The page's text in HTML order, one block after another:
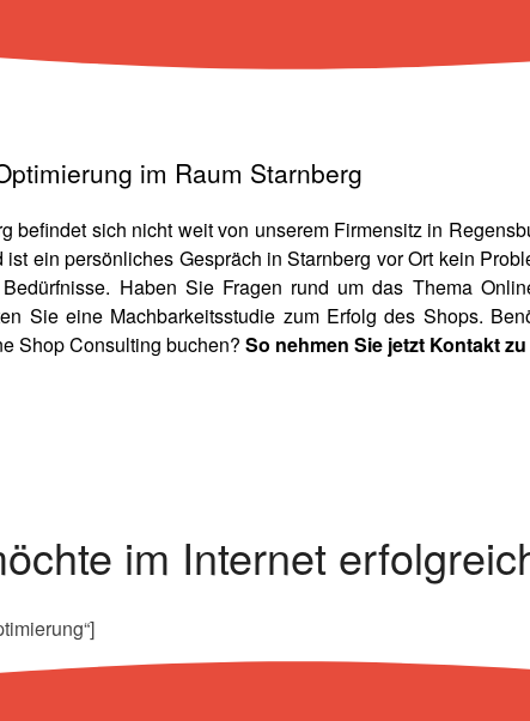
im Raum Starnberg
befindet sich nicht weit von unserem Firmensitz in
ist ein persönliches Gespräch in Starnberg vor Ort kein
Haben Sie Fragen rund um das Thema
Sie eine Machbarkeitsstudie zum Erfolg des Shops.
Shop Consulting buchen? So nehmen Sie jetzt Kontakt
im Internet